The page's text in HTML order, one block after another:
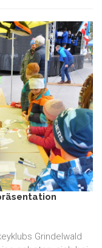
Grindelwald